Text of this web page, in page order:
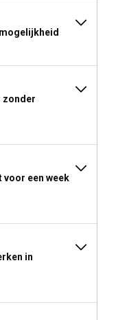
zonder
voor een week
in